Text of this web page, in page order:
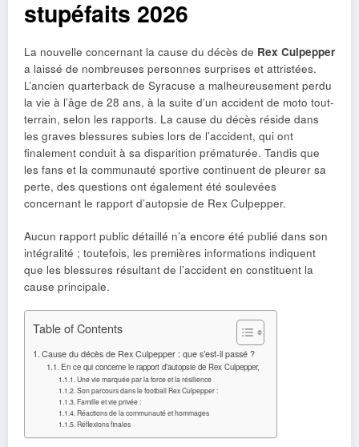
stupéfaits 2026
La nouvelle concernant la cause du décès de Rex Culpepper
a laissé de nombreuses personnes surprises et attristées.
L’ancien quarterback de Syracuse a malheureusement perdu
la vie à l’âge de 28 ans, à la suite d’un accident de moto tout-
terrain, selon les rapports. La cause du décès réside dans
les graves blessures subies lors de l’accident, qui ont
finalement conduit à sa disparition prématurée. Tandis que
les fans et la communauté sportive continuent de pleurer sa
perte, des questions ont également été soulevées
concernant le rapport d’autopsie de Rex Culpepper.
Aucun rapport public détaillé n’a encore été publié dans son
intégralité ; toutefois, les premières informations indiquent
que les blessures résultant de l’accident en constituent la
cause principale.
Table of Contents
Cause du décès de Rex Culpepper : que s’est-il passé ?
En ce qui concerne le rapport d’autopsie de Rex Culpepper,
Une vie marquée par la force et la résilience
Son parcours dans le football Rex Culpepper :
Famille et vie privée :
Réactions de la communauté et hommages
Réflexions finales